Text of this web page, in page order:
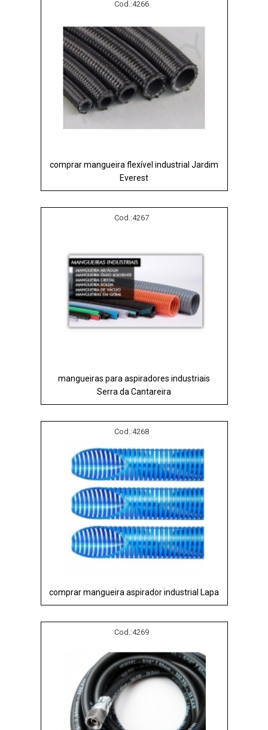
Cod.:4266
comprar mangueira flexível industrial Jardim
Everest
Cod.:4267
mangueiras para aspiradores industriais
Serra da Cantareira
Cod.:4268
comprar mangueira aspirador industrial Lapa
Cod.:4269